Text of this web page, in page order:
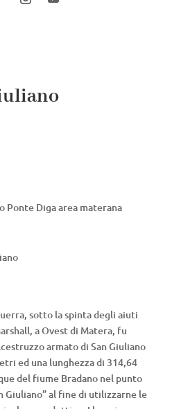
Ponte Diga area materana
sotto la spinta degli aiuti
a Ovest di Matera, fu
armato di San Giuliano
ed una lunghezza di 314,64
del fiume Bradano nel punto
Giuliano” al fine di utilizzarne le